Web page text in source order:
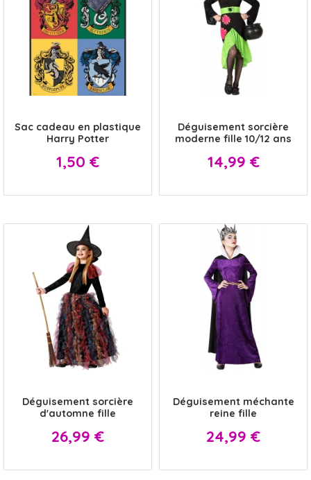
Sac cadeau en plastique
Harry Potter
Prix
1,50 €
Déguisement sorcière
moderne fille 10/12 ans
Prix
14,99 €
Déguisement sorcière
d'automne fille
Prix
26,99 €
Déguisement méchante
reine fille
Prix
24,99 €